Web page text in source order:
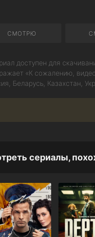
СМОТРЮ
доступен для
«К сожалению,
Беларусь, Казахстан,
сериалы,